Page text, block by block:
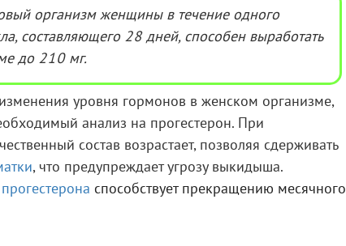
организм женщины в течение одного
составляющего 28 дней, способен выработать
до 210 мг.
уровня гормонов в женском организме,
анализ на прогестерон. При
состав возрастает, позволяя сдерживать
, что предупреждает угрозу выкидыша.
прогестерона способствует прекращению месячного